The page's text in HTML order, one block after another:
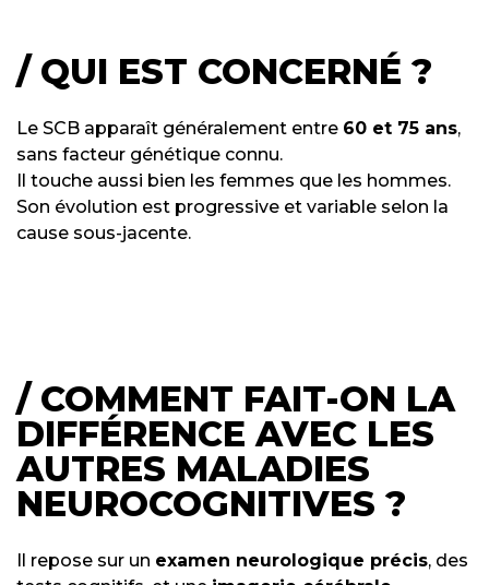
/ QUI EST CONCERNÉ ?
Le SCB apparaît généralement entre 60 et 75 ans,
sans facteur génétique connu.
Il touche aussi bien les femmes que les hommes.
Son évolution est progressive et variable selon la
cause sous-jacente.
/ COMMENT FAIT-ON LA
DIFFÉRENCE AVEC LES
AUTRES MALADIES
NEUROCOGNITIVES ?
Il repose sur un examen neurologique précis, des